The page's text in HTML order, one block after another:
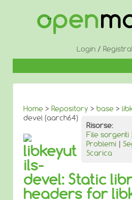
CONTENUTO
Login /
Home > Repository > base >
devel (aarch64)
Risorse:
File sorgenti
Problemi |
Scarica
libkeyut
ils-
devel: Static
headers for